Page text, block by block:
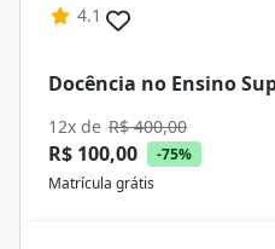
4.1
Docência no Ensino
12x de R$ 400,00
R$ 100,00
-75%
Matrícula grátis